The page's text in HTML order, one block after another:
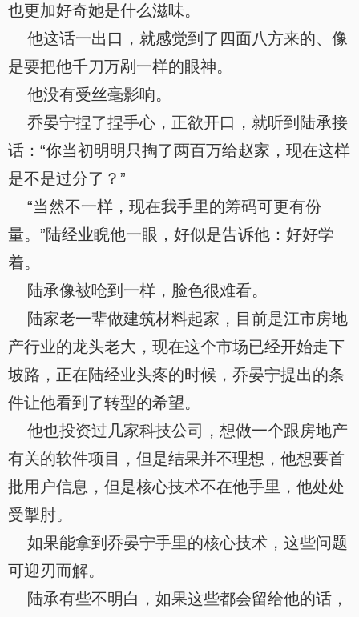
也更加好奇她是什么滋味。
他这话一出口，就感觉到了四面八方来的、像
是要把他千刀万剐一样的眼神。
他没有受丝毫影响。
乔晏宁捏了捏手心，正欲开口，就听到陆承接
话：“你当初明明只掏了两百万给赵家，现在这样
是不是过分了？”
“当然不一样，现在我手里的筹码可更有份
量。”陆经业睨他一眼，好似是告诉他：好好学
着。
陆承像被呛到一样，脸色很难看。
陆家老一辈做建筑材料起家，目前是江市房地
产行业的龙头老大，现在这个市场已经开始走下
坡路，正在陆经业头疼的时候，乔晏宁提出的条
件让他看到了转型的希望。
他也投资过几家科技公司，想做一个跟房地产
有关的软件项目，但是结果并不理想，他想要首
批用户信息，但是核心技术不在他手里，他处处
受掣肘。
如果能拿到乔晏宁手里的核心技术，这些问题
可迎刃而解。
陆承有些不明白，如果这些都会留给他的话，